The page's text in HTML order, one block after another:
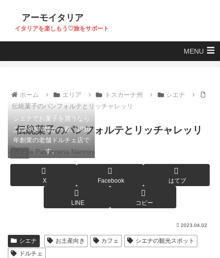
アーモイタリア
イタリアを楽しもう♡旅をサポート
MENU
ホーム エリア トスカーナ州
シエナ
伝統菓子のパンフォルテとリッチャレッリ
伝統菓子のパンフォルテとリッチャレッリ
シエナ
シエナでお菓子を買うなら
このNANNINIが一番。1910
年創業の老舗ドルチェ店で
す。
X Facebook はてブ
LINE コピー
2023.04.02
シエナ お土産向き カフェ
シエナの観光スポット
ドルチェ